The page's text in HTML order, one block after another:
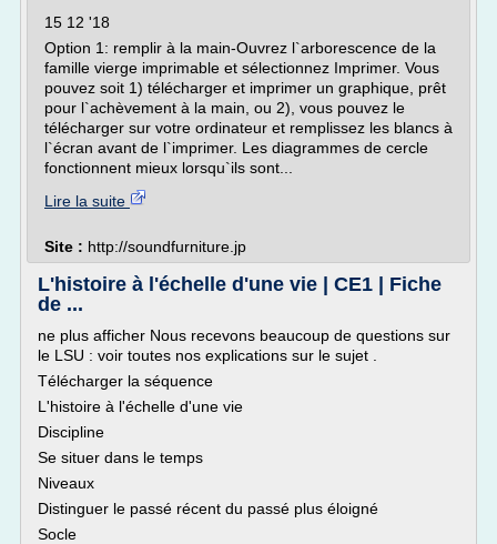
15 12 '18
Option 1: remplir à la main-Ouvrez l`arborescence de la
famille vierge imprimable et sélectionnez Imprimer. Vous
pouvez soit 1) télécharger et imprimer un graphique, prêt
pour l`achèvement à la main, ou 2), vous pouvez le
télécharger sur votre ordinateur et remplissez les blancs à
l`écran avant de l`imprimer. Les diagrammes de cercle
fonctionnent mieux lorsqu`ils sont...
Lire la suite
Site : http://soundfurniture.jp
L'histoire à l'échelle d'une vie | CE1 | Fiche
de ...
ne plus afficher Nous recevons beaucoup de questions sur
le LSU : voir toutes nos explications sur le sujet .
Télécharger la séquence
L'histoire à l'échelle d'une vie
Discipline
Se situer dans le temps
Niveaux
Distinguer le passé récent du passé plus éloigné
Socle